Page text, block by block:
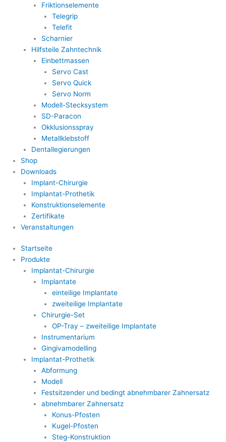
Friktionselemente
Telegrip
Telefit
Scharnier
Hilfsteile Zahntechnik
Einbettmassen
Servo Cast
Servo Quick
Servo Norm
Modell-Stecksystem
SD-Paracon
Okklusionsspray
Metallklebstoff
Dentallegierungen
Shop
Downloads
Implant-Chirurgie
Implantat-Prothetik
Konstruktionselemente
Zertifikate
Veranstaltungen
Startseite
Produkte
Implantat-Chirurgie
Implantate
einteilige Implantate
zweiteilige Implantate
Chirurgie-Set
OP-Tray – zweiteilige Implantate
Instrumentarium
Gingivamodelling
Implantat-Prothetik
Abformung
Modell
Festsitzender und bedingt abnehmbarer Zahnersatz
abnehmbarer Zahnersatz
Konus-Pfosten
Kugel-Pfosten
Steg-Konstruktion